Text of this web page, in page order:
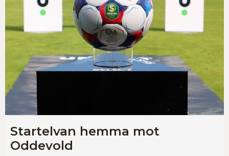
Startelvan hemma mot
Oddevold